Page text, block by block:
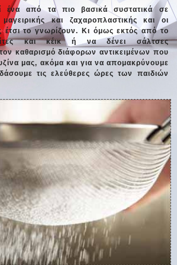
ένα από τα πιο βασικά συστατικά σε
και ζαχαροπλαστικής και οι
έτσι το γνωρίζουν. Κι όμως εκτός από το
και κέικ ή να δένει σάλτσες
τον καθαρισμό διάφορων αντικειμένων που
μας, ακόμα και για να απομακρύνουμε
τις ελεύθερες ώρες των παιδιών